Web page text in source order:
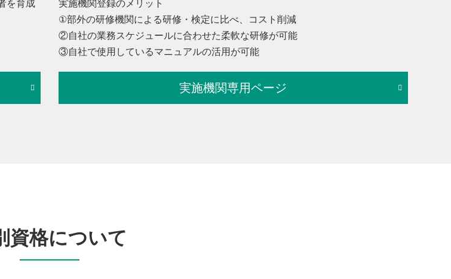
を育成
実施機関登録のメリット
①部外の研修機関による研修・検定に比べ、コスト削減
②自社の業務スケジュールに合わせた柔軟な研修が可能
③自社で使用しているマニュアルの活用が可能
実施機関専用ページ
資格について